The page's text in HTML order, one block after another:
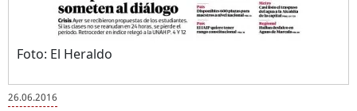
Foto: El Heraldo
26.06.2016